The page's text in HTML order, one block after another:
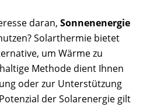
daran, Sonnenenergie
Solarthermie bietet
um Wärme zu
Methode dient Ihnen
oder zur Unterstützung
der Solarenergie gilt